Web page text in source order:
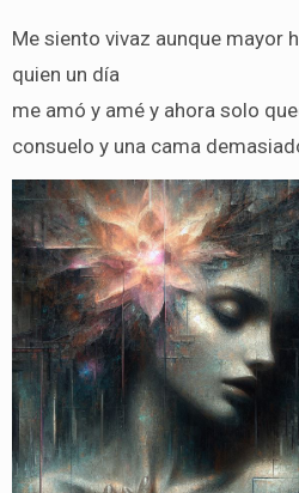
Me siento vivaz aunque mayor
quien un día
me amó y amé y ahora solo
consuelo y una cama